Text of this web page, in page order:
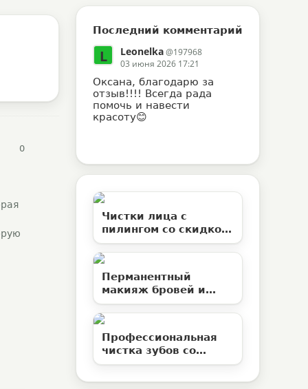
0
Последний комментарий
L Leonelka@197968
03 июня 2026 17:21
Оксана, благодарю за
отзыв!!!! Всегда рада
помочь и навести
красоту😊
Чистки лица с
пилингом со скидкой
50% в студии
эстетической
«Территория ВуМен»
Перманентный
макияж бровей и
ламинирование
ресниц со скидкой до
Профессиональная
чистка зубов со
скидкой 50% в